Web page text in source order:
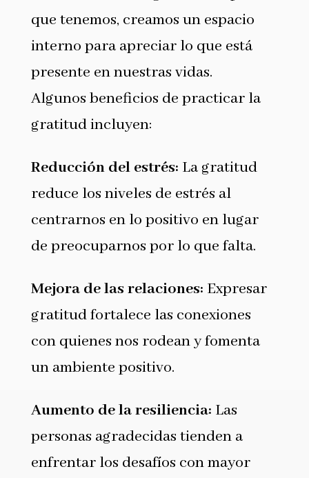
que tenemos, creamos un espacio
interno para apreciar lo que está
presente en nuestras vidas.
Algunos beneficios de practicar la
gratitud incluyen:
Reducción del estrés: La gratitud
reduce los niveles de estrés al
centrarnos en lo positivo en lugar
de preocuparnos por lo que falta.
Mejora de las relaciones: Expresar
gratitud fortalece las conexiones
con quienes nos rodean y fomenta
un ambiente positivo.
Aumento de la resiliencia: Las
personas agradecidas tienden a
enfrentar los desafíos con mayor